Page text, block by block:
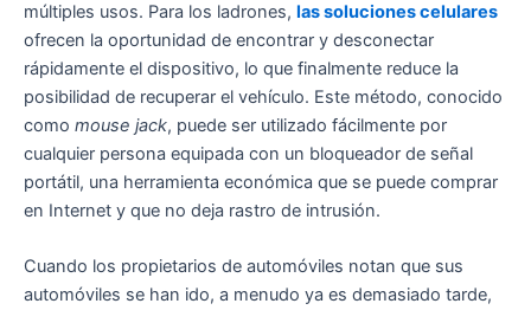
múltiples usos. Para los ladrones, las soluciones celulares
ofrecen la oportunidad de encontrar y desconectar
rápidamente el dispositivo, lo que finalmente reduce la
posibilidad de recuperar el vehículo. Este método, conocido
como mouse jack, puede ser utilizado fácilmente por
cualquier persona equipada con un bloqueador de señal
portátil, una herramienta económica que se puede comprar
en Internet y que no deja rastro de intrusión.
Cuando los propietarios de automóviles notan que sus
automóviles se han ido, a menudo ya es demasiado tarde,